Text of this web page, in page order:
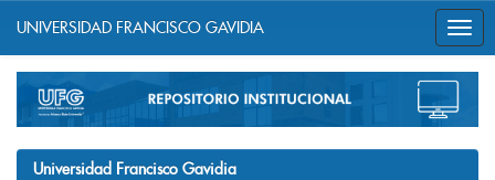
navigation
UNIVERSIDAD FRANCISCO GAVIDIA
Universidad Francisco Gavidia